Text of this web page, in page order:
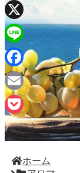
ホーム
X
Line
Facebook
Email
Pocket